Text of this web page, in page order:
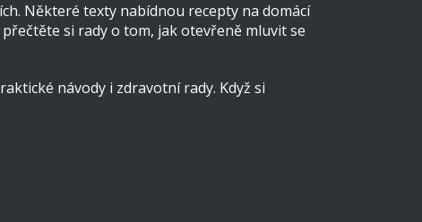
Některé texty nabídnou recepty na domácí
si rady o tom, jak otevřeně mluvit se
návody i zdravotní rady. Když si